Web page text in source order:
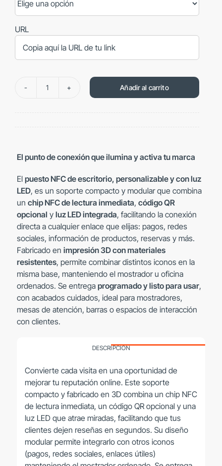
URL
Puesto
y
luz
LED
cantidad
Añadir al carrito
El punto de conexión que ilumina y activa tu marca
El puesto NFC de escritorio, personalizable y con luz
LED, es un soporte compacto y modular que combina
un chip NFC de lectura inmediata, código QR
opcional y luz LED integrada, facilitando la conexión
directa a cualquier enlace que elijas: pagos, redes
sociales, información de productos, reservas y más.
Fabricado en impresión 3D con materiales
resistentes, permite combinar distintos iconos en la
misma base, manteniendo el mostrador u oficina
ordenados. Se entrega programado y listo para usar,
con acabados cuidados, ideal para mostradores,
mesas de atención, barras o espacios de interacción
con clientes.
DESCRIPCIÓN
Convierte cada visita en una oportunidad de
mejorar tu reputación online. Este soporte
compacto y fabricado en 3D combina un chip NFC
de lectura inmediata, un código QR opcional y una
luz LED que atrae miradas, facilitando que tus
clientes dejen reseñas en segundos. Su diseño
modular permite integrarlo con otros iconos
(pagos, redes sociales, enlaces útiles)